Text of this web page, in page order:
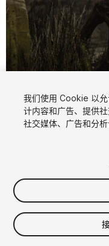
$15
增值税将在结算时计算
我们使用 Cookie 以
计内容和广告、提供
社交媒体、广告和分